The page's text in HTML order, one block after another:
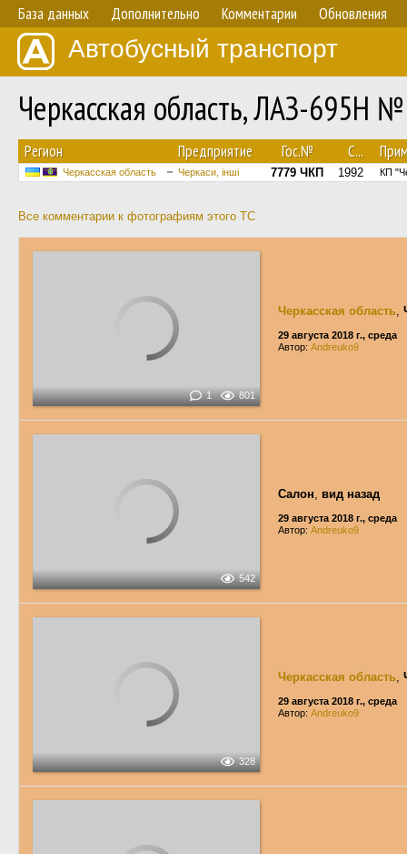
База данных Дополнительно Комментарии Обновления
Автобусный транспорт
Черкасская область, ЛАЗ-695Н
Регион Предприятие Гос.№ С...
Черкасская область Черкаси, інші 7779 ЧКП 1992 КП
Все комментарии к фотографиям этого ТС
1 801
Черкасская область,
29 августа 2018 г., среда
Автор: Andreuko9
542
Салон, вид назад
29 августа 2018 г., среда
Автор: Andreuko9
328
Черкасская область,
29 августа 2018 г., среда
Автор: Andreuko9